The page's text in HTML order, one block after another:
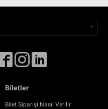
Biletler
Bilet Siparişi Nasıl Verilir